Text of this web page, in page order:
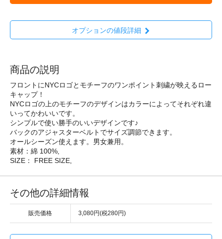
オプションの値段詳細
商品の説明
フロントにNYCロゴとモチーフのワンポイント刺繍が映えるロー
キャップ！
NYCロゴの上のモチーフのデザインはカラーによってそれぞれ違
いってかわいいです。
シンプルで使い勝手のいいデザインです♪
バックのアジャスターベルトでサイズ調節できます。
オールシーズン使えます。男女兼用。
素材：綿 100%,
SIZE： FREE SIZE,
その他の詳細情報
販売価格 3,080円(税280円)